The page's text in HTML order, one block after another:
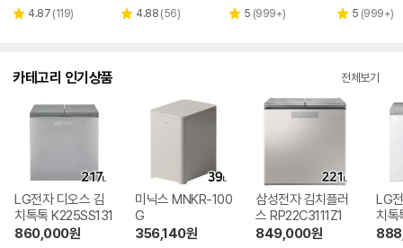
페이
별 4.87 리
(119)
페이
별 4.88 리
(56)
별 5 리
(999+)
별 5 리
(999+)
카테고리 인기상품 전체보기
LG전자 디오스 김
치톡톡 K225SS131
860,000원
미닉스 MNKR-100
G
356,140원
삼성전자 김치플러
스 RP22C3111Z1
849,000원
LG
치
1